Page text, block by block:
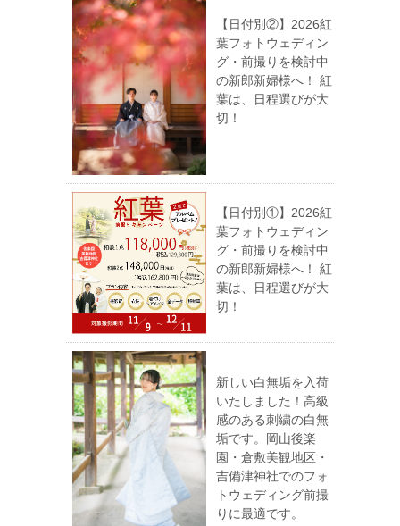
【日付別②】2026紅
葉フォトウェディン
グ・前撮りを検討中
の新郎新婦様へ！ 紅
葉は、日程選びが大
切！
【日付別①】2026紅
葉フォトウェディン
グ・前撮りを検討中
の新郎新婦様へ！ 紅
葉は、日程選びが大
切！
新しい白無垢を入荷
いたしました！高級
感のある刺繍の白無
垢です。岡山後楽
園・倉敷美観地区・
吉備津神社でのフォ
トウェディング前撮
りに最適です。